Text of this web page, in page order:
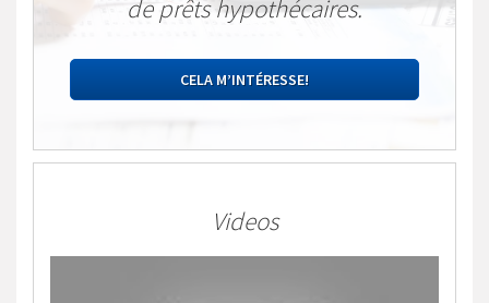
de prêts hypothécaires.
CELA M’INTÉRESSE!
Videos